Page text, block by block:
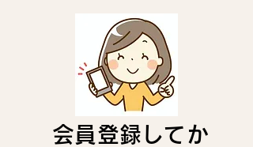
会員登録してか